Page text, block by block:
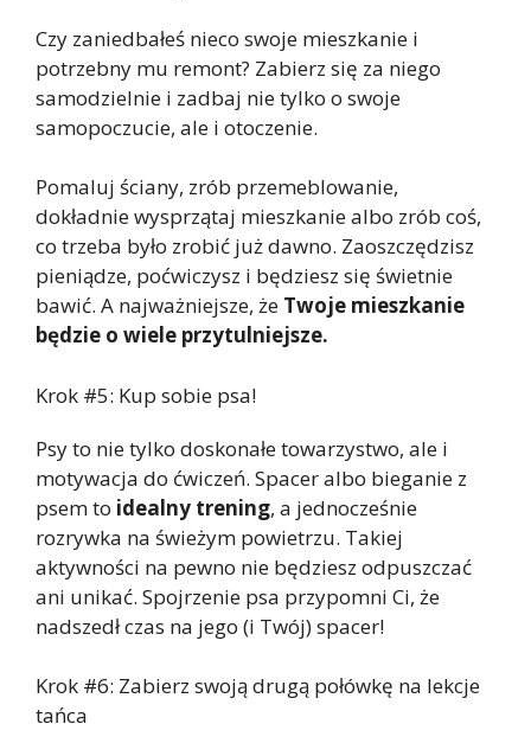
Czy zaniedbałeś nieco swoje mieszkanie i
potrzebny mu remont? Zabierz się za niego
samodzielnie i zadbaj nie tylko o swoje
samopoczucie, ale i otoczenie.
Pomaluj ściany, zrób przemeblowanie,
dokładnie wysprzątaj mieszkanie albo zrób coś,
co trzeba było zrobić już dawno. Zaoszczędzisz
pieniądze, poćwiczysz i będziesz się świetnie
bawić. A najważniejsze, że Twoje mieszkanie
będzie o wiele przytulniejsze.
Krok #5: Kup sobie psa!
Psy to nie tylko doskonałe towarzystwo, ale i
motywacja do ćwiczeń. Spacer albo bieganie z
psem to idealny trening, a jednocześnie
rozrywka na świeżym powietrzu. Takiej
aktywności na pewno nie będziesz odpuszczać
ani unikać. Spojrzenie psa przypomni Ci, że
nadszedł czas na jego (i Twój) spacer!
Krok #6: Zabierz swoją drugą połówkę na lekcje
tańca